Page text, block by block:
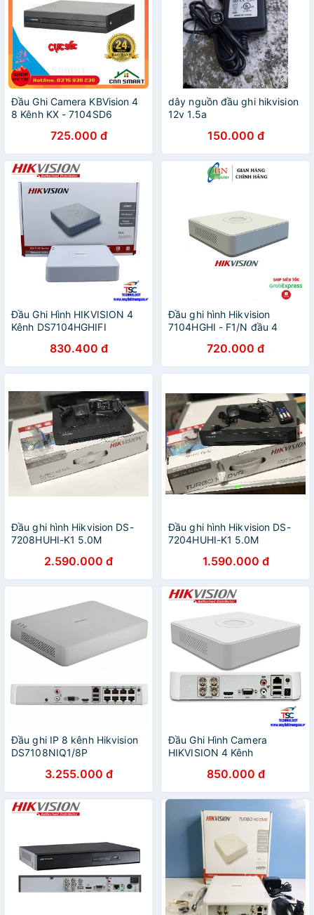
Đầu Ghi Camera KBVision 4
8 Kênh KX - 7104SD6
dahua 1a04 1a08 7104hghi
7108 ] - Chính Hãng BH24T
725.000 đ
dây nguồn đầu ghi hikvision
12v 1.5a
150.000 đ
Đầu Ghi Hình HIKVISION 4
Kênh DS7104HGHIFI
830.400 đ
Đầu ghi hình Hikvision
7104HGHI - F1/N đầu 4
720.000 đ
Đầu ghi hình Hikvision DS-
7208HUHI-K1 5.0M
2.590.000 đ
Đầu ghi hình Hikvision DS-
7204HUHI-K1 5.0M
1.590.000 đ
Đầu ghi IP 8 kênh Hikvision
DS7108NIQ1/8P
3.255.000 đ
Đầu Ghi Hình Camera
HIKVISION 4 Kênh
850.000 đ